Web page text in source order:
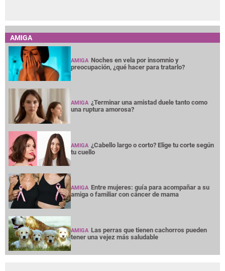
AMIGA
AMIGA Noches en vela por insomnio y
preocupación, ¿qué hacer para tratarlo?
AMIGA ¿Terminar una amistad duele tanto como
una ruptura amorosa?
AMIGA ¿Cabello largo o corto? Elige tu corte según
tu cuello
AMIGA Entre mujeres: guía para acompañar a su
amiga o familiar con cáncer de mama
AMIGA Las perras que tienen cachorros pueden
tener una vejez más saludable